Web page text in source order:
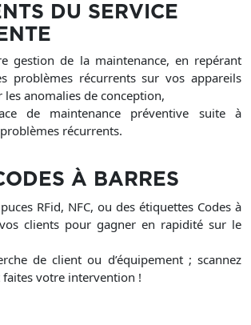
DU SERVICE
gestion de la maintenance, en repérant
problèmes récurrents sur vos appareils
les anomalies de conception,
de maintenance préventive suite à
problèmes récurrents.
À BARRES
RFid, NFC, ou des étiquettes Codes à
clients pour gagner en rapidité sur le
de client ou d’équipement ; scannez
votre intervention !